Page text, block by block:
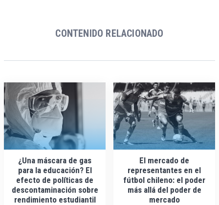
CONTENIDO RELACIONADO
¿Una máscara de gas
para la educación? El
efecto de políticas de
descontaminación sobre
rendimiento estudiantil
El mercado de
representantes en el
fútbol chileno: el poder
más allá del poder de
mercado